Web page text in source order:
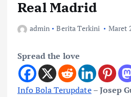
Real Madrid
admin Berita Terkini Maret
Spread the love
Info Bola Terupdate–Josep